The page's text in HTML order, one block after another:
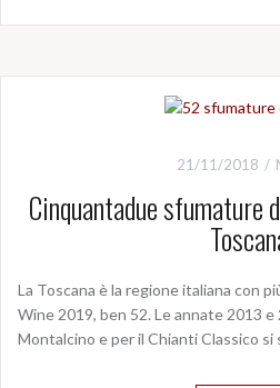
21/11/2018
Cinquantadue sfumature
La Toscana è la regione italiana con
Wine 2019, ben 52. Le annate 2013
Montalcino e per il Chianti Classico